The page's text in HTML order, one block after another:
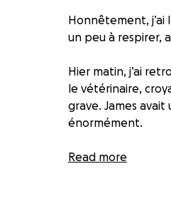
Honnêtement,
un peu à respirer,
Hier matin, j’ai
le vétérinaire,
grave. James
énormément.
Trois options
Read more